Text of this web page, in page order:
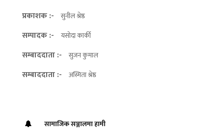
प्रकाशक :- सुनील श्रेष्ठ
सम्पादक :- यसोदा कार्की
सम्बाददाता :- सुजन कुमाल
सम्बाददाता :- अस्मिता श्रेष्ठ
सामाजिक सञ्जालमा हामी